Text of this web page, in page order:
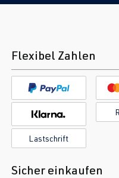
Flexibel Zahlen
Lastschrift
Sicher einkaufen